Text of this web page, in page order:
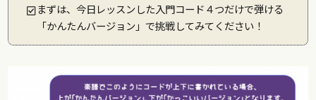
まずは、今日レッスンした入門コード４つだけで弾ける
「かんたんバージョン」で挑戦してみてください！